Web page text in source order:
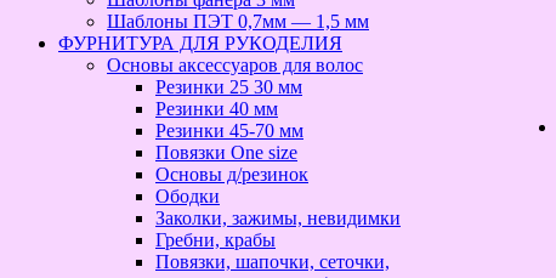
Шаблоны ПЭТ 0,7мм — 1,5 мм
ФУРНИТУРА ДЛЯ РУКОДЕЛИЯ
Основы аксессуаров для волос
Резинки 25 30 мм
Резинки 40 мм
Резинки 45-70 мм
Повязки One size
Основы д/резинок
Ободки
Заколки, зажимы, невидимки
Гребни, крабы
Повязки, шапочки, сеточки,